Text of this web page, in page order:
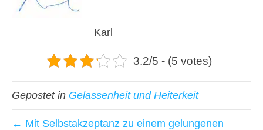
Karl
3.2/5 - (5 votes)
Gepostet in Gelassenheit und Heiterkeit
← Mit Selbstakzeptanz zu einem gelungenen